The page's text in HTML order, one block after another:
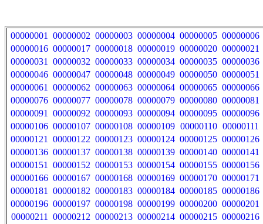
00000001 00000002 00000003 00000004 00000005 00000006
00000016 00000017 00000018 00000019 00000020 00000021
00000031
00000032 00000033 00000034 00000035 00000036
00000046 00000047 00000048 00000049 00000050 00000051
00000061
00000062 00000063 00000064 00000065 00000066
00000076 00000077 00000078 00000079 00000080 00000081
00000091
00000092 00000093 00000094 00000095 00000096
00000106 00000107 00000108 00000109 00000110 00000111
00000121
00000122 00000123 00000124 00000125 00000126
00000136 00000137 00000138 00000139 00000140 00000141
00000151
00000152 00000153 00000154 00000155 00000156
00000166 00000167 00000168 00000169 00000170 00000171
00000181
00000182 00000183 00000184 00000185 00000186
00000196 00000197 00000198 00000199 00000200 00000201
00000211
00000212 00000213 00000214 00000215 00000216